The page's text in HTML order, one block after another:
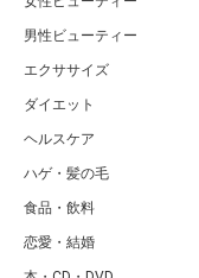
男性ビューティー
エクササイズ
ダイエット
ヘルスケア
ハゲ・髪の毛
食品・飲料
恋愛・結婚